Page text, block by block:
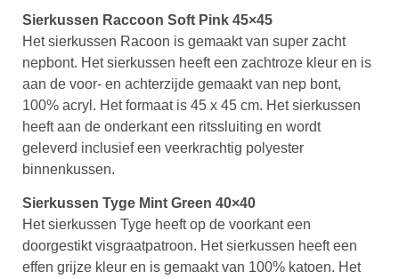
Sierkussen Raccoon Soft Pink 45×45
Het sierkussen Racoon is gemaakt van super zacht
nepbont. Het sierkussen heeft een zachtroze kleur en is
aan de voor- en achterzijde gemaakt van nep bont,
100% acryl. Het formaat is 45 x 45 cm. Het sierkussen
heeft aan de onderkant een ritssluiting en wordt
geleverd inclusief een veerkrachtig polyester
binnenkussen.
Sierkussen Tyge Mint Green 40×40
Het sierkussen Tyge heeft op de voorkant een
doorgestikt visgraatpatroon. Het sierkussen heeft een
effen grijze kleur en is gemaakt van 100% katoen. Het